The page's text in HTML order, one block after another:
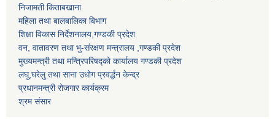
निजामती किताबखाना
महिला तथा बालबालिका बिभाग
शिक्षा विकास निर्देशनालय,गण्डकी प्रदेश
वन, वातावरण तथा भु-संरक्षण मन्त्रालय ,गण्डकी प्रदेश
मुख्यमन्त्री तथा मन्त्रिपरिषद्को कार्यालय गण्डकी प्रदेश
लघु,घरेलु तथा साना उधोग प्रवर्द्धन केन्द्र
प्रधानमन्त्री रोजगार कार्यक्रम
श्रम संसार